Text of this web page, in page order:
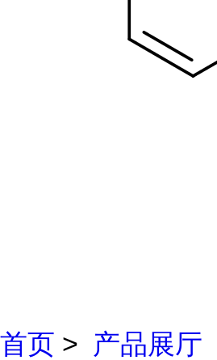
首页 > 产品展厅